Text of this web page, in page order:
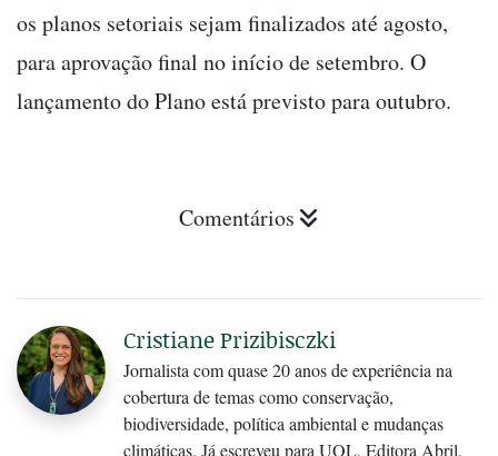
os planos setoriais sejam finalizados até agosto,
para aprovação final no início de setembro. O
lançamento do Plano está previsto para outubro.
Comentários
Cristiane Prizibisczki
Jornalista com quase 20 anos de experiência na
cobertura de temas como conservação,
biodiversidade, política ambiental e mudanças
climáticas. Já escreveu para UOL, Editora Abril,